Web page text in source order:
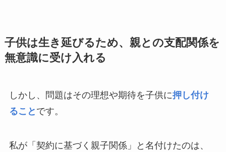
子供は生き延びるため、親との支配関係を
無意識に受け入れる
しかし、問題はその理想や期待を子供に押し付け
ること です。
私が「契約に基づく親子関係」と名付けたのは、